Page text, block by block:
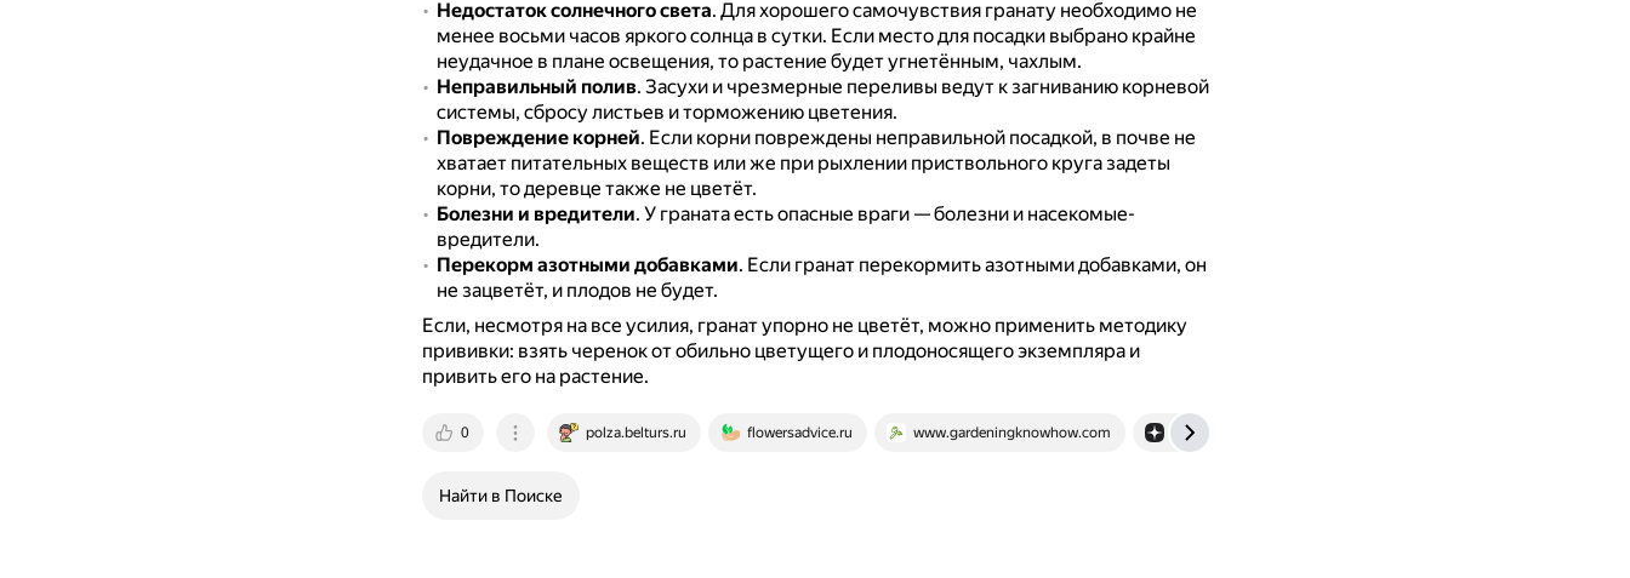
Недостаток солнечного света. Для хорошего самочувствия гранату необходимо не
менее восьми часов яркого солнца в сутки. Если место для посадки выбрано крайне
неудачное в плане освещения, то растение будет угнетённым, чахлым.
Неправильный полив. Засухи и чрезмерные переливы ведут к загниванию корневой
системы, сбросу листьев и торможению цветения.
Повреждение корней. Если корни повреждены неправильной посадкой, в почве не
хватает питательных веществ или же при рыхлении приствольного круга задеты
корни, то деревце также не цветёт.
Болезни и вредители. У граната есть опасные враги — болезни и насекомые-
вредители.
Перекорм азотными добавками. Если гранат перекормить азотными добавками, он
не зацветёт, и плодов не будет.
Если, несмотря на все усилия, гранат упорно не цветёт, можно применить методику
прививки: взять черенок от обильно цветущего и плодоносящего экземпляра и
привить его на растение.
0 polza.belturs.ru flowersadvice.ru www.gardeningknowhow.com dzen.ru
Найти в Поиске